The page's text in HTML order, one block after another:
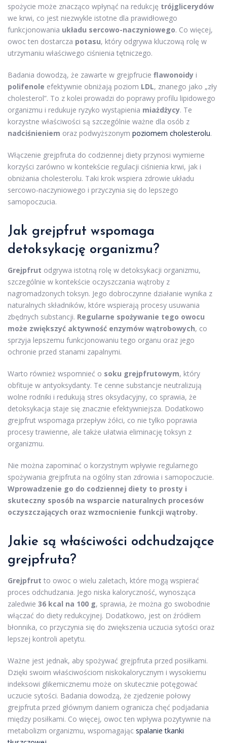
spożycie może znacząco wpłynąć na redukcję trójglicerydów
we krwi, co jest niezwykle istotne dla prawidłowego
funkcjonowania układu sercowo-naczyniowego. Co więcej,
owoc ten dostarcza potasu, który odgrywa kluczową rolę w
utrzymaniu właściwego ciśnienia tętniczego.
Badania dowodzą, że zawarte w grejpfrucie flawonoidy i
polifenole efektywnie obniżają poziom LDL, znanego jako „zły
cholesterol”. To z kolei prowadzi do poprawy profilu lipidowego
organizmu i redukuje ryzyko wystąpienia miażdżycy. Te
korzystne właściwości są szczególnie ważne dla osób z
nadciśnieniem oraz podwyższonym poziomem cholesterolu.
Włączenie grejpfruta do codziennej diety przynosi wymierne
korzyści zarówno w kontekście regulacji ciśnienia krwi, jak i
obniżania cholesterolu. Taki krok wspiera zdrowie układu
sercowo-naczyniowego i przyczynia się do lepszego
samopoczucia.
Jak grejpfrut wspomaga
detoksykację organizmu?
Grejpfrut odgrywa istotną rolę w detoksykacji organizmu,
szczególnie w kontekście oczyszczania wątroby z
nagromadzonych toksyn. Jego dobroczynne działanie wynika z
naturalnych składników, które wspierają procesy usuwania
zbędnych substancji. Regularne spożywanie tego owocu
może zwiększyć aktywność enzymów wątrobowych, co
sprzyja lepszemu funkcjonowaniu tego organu oraz jego
ochronie przed stanami zapalnymi.
Warto również wspomnieć o soku grejpfrutowym, który
obfituje w antyoksydanty. Te cenne substancje neutralizują
wolne rodniki i redukują stres oksydacyjny, co sprawia, że
detoksykacja staje się znacznie efektywniejsza. Dodatkowo
grejpfrut wspomaga przepływ żółci, co nie tylko poprawia
procesy trawienne, ale także ułatwia eliminację toksyn z
organizmu.
Nie można zapominać o korzystnym wpływie regularnego
spożywania grejpfruta na ogólny stan zdrowia i samopoczucie.
Wprowadzenie go do codziennej diety to prosty i
skuteczny sposób na wsparcie naturalnych procesów
oczyszczających oraz wzmocnienie funkcji wątroby.
Jakie są właściwości odchudzające
grejpfruta?
Grejpfrut to owoc o wielu zaletach, które mogą wspierać
proces odchudzania. Jego niska kaloryczność, wynosząca
zaledwie 36 kcal na 100 g, sprawia, że można go swobodnie
włączać do diety redukcyjnej. Dodatkowo, jest on źródłem
błonnika, co przyczynia się do zwiększenia uczucia sytości oraz
lepszej kontroli apetytu.
Ważne jest jednak, aby spożywać grejpfruta przed posiłkami.
Dzięki swoim właściwościom niskokalorycznym i wysokiemu
indeksowi glikemicznemu może on skutecznie potęgować
uczucie sytości. Badania dowodzą, że zjedzenie połowy
grejpfruta przed głównym daniem ogranicza chęć podjadania
między posiłkami. Co więcej, owoc ten wpływa pozytywnie na
metabolizm organizmu, wspomagając spalanie tkanki